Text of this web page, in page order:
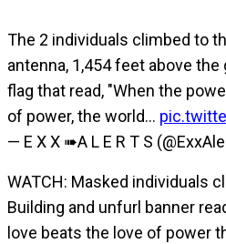
The 2 individuals climbed to
antenna, 1,454 feet above the
flag that read, "When the
of power, the world…
— E X X ➠A L E R T S
WATCH: Masked individuals
Building and unfurl banner
love beats the love of power